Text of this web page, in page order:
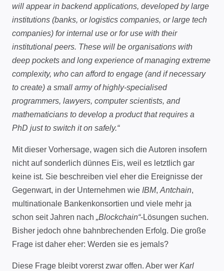
will appear in backend applications, developed by large
institutions (banks, or logistics companies, or large tech
companies) for internal use or for use with their
institutional peers. These will be organisations with
deep pockets and long experience of managing extreme
complexity, who can afford to engage (and if necessary
to create) a small army of highly-specialised
programmers, lawyers, computer scientists, and
mathematicians to develop a product that requires a
PhD just to switch it on safely.“
Mit dieser Vorhersage, wagen sich die Autoren insofern
nicht auf sonderlich dünnes Eis, weil es letztlich gar
keine ist. Sie beschreiben viel eher die Ereignisse der
Gegenwart, in der Unternehmen wie IBM,Antchain,
multinationale Bankenkonsortien und viele mehr ja
schon seit Jahren nach „Blockchain“-Lösungen suchen.
Bisher jedoch ohne bahnbrechenden Erfolg. Die große
Frage ist daher eher: Werden sie es jemals?
Diese Frage bleibt vorerst zwar offen. Aber wer Karl